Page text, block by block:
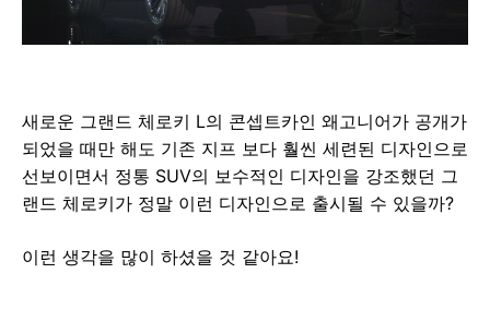
새로운 그랜드 체로키 L의 콘셉트카인 왜고니어가 공개가
되었을 때만 해도 기존 지프 보다 훨씬 세련된 디자인으로
선보이면서 정통 SUV의 보수적인 디자인을 강조했던 그
랜드 체로키가 정말 이런 디자인으로 출시될 수 있을까?
이런 생각을 많이 하셨을 것 같아요!